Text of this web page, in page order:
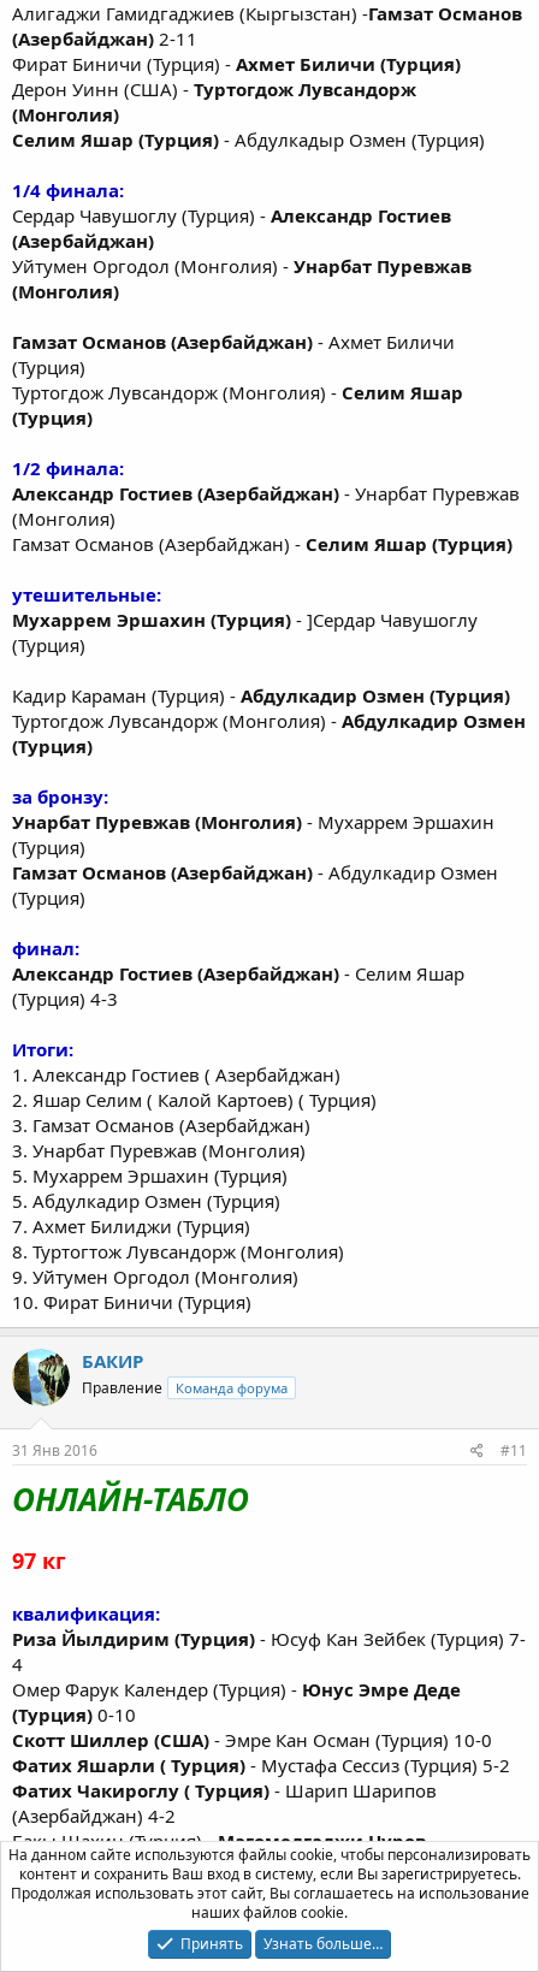
Алигаджи Гамидгаджиев (Кыргызстан) -Гамзат Османов
(Азербайджан) 2-11
Фират Биничи (Турция) - Ахмет Биличи (Турция)
Дерон Уинн (США) - Туртогдож Лувсандорж
(Монголия)
Селим Яшар (Турция) - Абдулкадыр Озмен (Турция)
1/4 финала:
Сердар Чавушоглу (Турция) - Александр Гостиев
(Азербайджан)
Уйтумен Оргодол (Монголия) - Унарбат Пуревжав
(Монголия)
Гамзат Османов (Азербайджан) - Ахмет Биличи
(Турция)
Туртогдож Лувсандорж (Монголия) - Селим Яшар
(Турция)
1/2 финала:
Александр Гостиев (Азербайджан) - Унарбат Пуревжав
(Монголия)
Гамзат Османов (Азербайджан) - Селим Яшар (Турция)
утешительные:
Мухаррем Эршахин (Турция) - ]Сердар Чавушоглу
(Турция)
Кадир Караман (Турция) - Абдулкадир Озмен (Турция)
Туртогдож Лувсандорж (Монголия) - Абдулкадир Озмен
(Турция)
за бронзу:
Унарбат Пуревжав (Монголия) - Мухаррем Эршахин
(Турция)
Гамзат Османов (Азербайджан) - Абдулкадир Озмен
(Турция)
финал:
Александр Гостиев (Азербайджан) - Селим Яшар
(Турция) 4-3
Итоги:
1. Александр Гостиев ( Азербайджан)
2. Яшар Селим ( Калой Картоев) ( Турция)
3. Гамзат Османов (Азербайджан)
3. Унарбат Пуревжав (Монголия)
5. Мухаррем Эршахин (Турция)
5. Абдулкадир Озмен (Турция)
7. Ахмет Билиджи (Турция)
8. Туртогтож Лувсандорж (Монголия)
9. Уйтумен Оргодол (Монголия)
10. Фират Биничи (Турция)
БАКИР
Правление Команда форума
31 Янв 2016 #11
ОНЛАЙН-ТАБЛО
97 кг
квалификация:
Риза Йылдирим (Турция) - Юсуф Кан Зейбек (Турция) 7-
4
Омер Фарук Календер (Турция) - Юнус Эмре Деде
(Турция) 0-10
Скотт Шиллер (США) - Эмре Кан Осман (Турция) 10-0
Фатих Яшарли ( Турция) - Мустафа Сессиз (Турция) 5-2
Фатих Чакироглу ( Турция) - Шарип Шарипов
(Азербайджан) 4-2
Бакы Шахин (Турция) -Магомедгаджи Нуров
(Македония)3-5
Ибрагим Бёлюкбаши ( Турция)- Джейк Варнер (США)
Кенан Гор (Турция)- Мухаммед Саадуйи (Тунис) 10-0
Хусейн Гюндуз (Турция)- Айкут Ишик (Турция) 3-1
На данном сайте используются файлы cookie, чтобы персонализировать
контент и сохранить Ваш вход в систему, если Вы зарегистрируетесь.
Продолжая использовать этот сайт, Вы соглашаетесь на использование
наших файлов cookie.
Принять
Узнать больше…